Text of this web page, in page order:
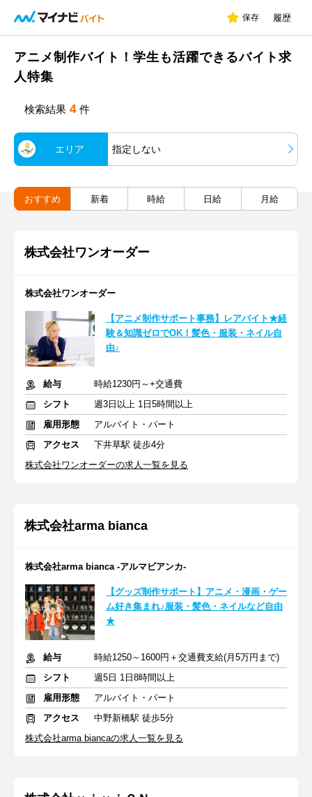
保存 履歴
アニメ制作バイト！学生も活躍できるバイト求
人特集
検索結果 4 件
エリア 指定しない
おすすめ 新着 時給 日給 月給
株式会社ワンオーダー
株式会社ワンオーダー
【アニメ制作サポート事務】レアバイト★経
験＆知識ゼロでOK！髪色・服装・ネイル自
由♪
給与
時給1230円～+交通費
シフト
週3日以上 1日5時間以上
雇用形態
アルバイト・パート
アクセス
下井草駅 徒歩4分
株式会社ワンオーダーの求人一覧を見る
株式会社arma bianca
株式会社arma bianca -アルマビアンカ-
【グッズ制作サポート】アニメ・漫画・ゲー
ム好き集まれ♪服装・髪色・ネイルなど自由
★
給与
時給1250～1600円＋交通費支給(月5万円まで)
シフト
週5日 1日8時間以上
雇用形態
アルバイト・パート
アクセス
中野新橋駅 徒歩5分
株式会社arma biancaの求人一覧を見る